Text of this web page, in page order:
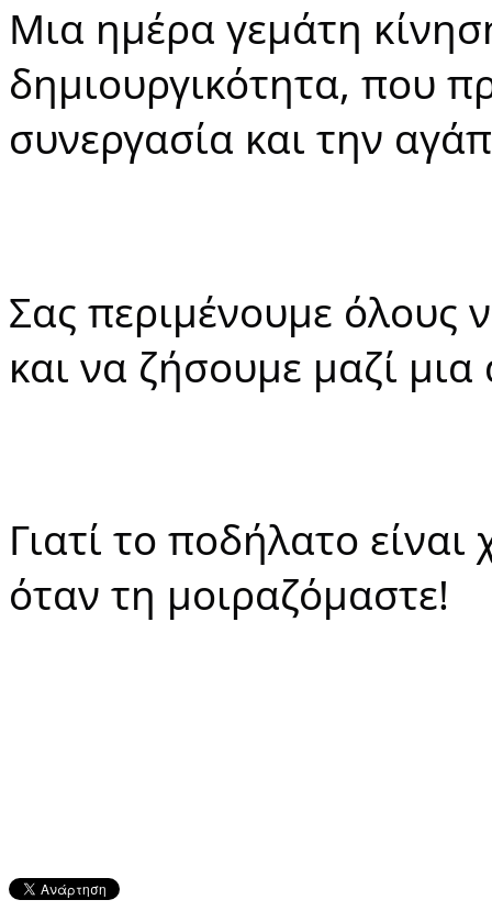
Μια ημέρα γεμάτη
δημιουργικότητα, που
συνεργασία και την
Σας περιμένουμε όλους
και να ζήσουμε μαζί μια
Γιατί το ποδήλατο
όταν τη μοιραζόμαστε!